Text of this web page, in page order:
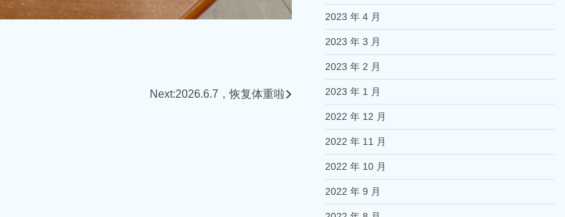
Next:2026.6.7，恢复体重啦
2023 年 4 月
2023 年 3 月
2023 年 2 月
2023 年 1 月
2022 年 12 月
2022 年 11 月
2022 年 10 月
2022 年 9 月